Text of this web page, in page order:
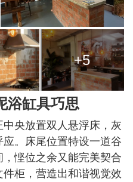
+5
浴缸具巧思
央放置双人悬浮床，灰
。床尾位置特设一道谷
悭位之余又能完美契合
柜，营造出和谐视觉效